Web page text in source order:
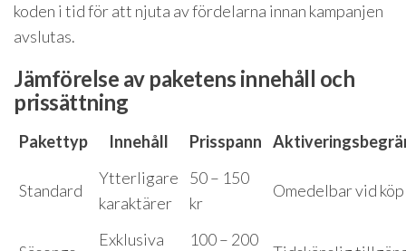
koden i tid för att njuta av fördelarna innan kampanjen
avslutas.
Jämförelse av paketens innehåll och
prissättning
Pakettyp Innehåll Prisspann
Standard
Ytterligare
karaktärer
50 – 150
kr
Omedelbar vid köp
Exklusiva
100 – 200